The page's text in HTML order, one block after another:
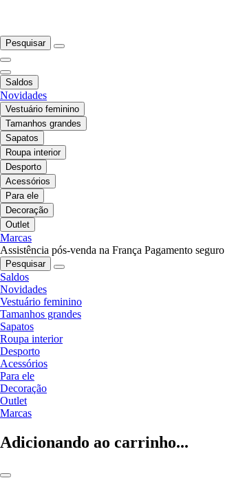
Pesquisar
Saldos
Novidades
Vestuário feminino
Tamanhos grandes
Sapatos
Roupa interior
Desporto
Acessórios
Para ele
Decoração
Outlet
Marcas
Assistência pós-venda na França Pagamento seguro
Pesquisar
Saldos
Novidades
Vestuário feminino
Tamanhos grandes
Sapatos
Roupa interior
Desporto
Acessórios
Para ele
Decoração
Outlet
Marcas
Adicionando ao carrinho...